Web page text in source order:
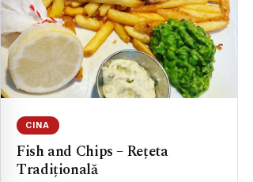
CINA
Fish and Chips – Rețeta
Tradițională